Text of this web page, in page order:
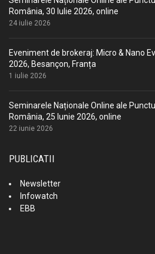
România, 30 Iulie 2026, online
24 iulie 2026
Eveniment de brokeraj: Micro & Nano
2026, Besançon, Franța
1 iulie 2026
Seminarele Naționale Online ale
România, 25 Iunie 2026, online
22 iunie 2026
PUBLICATII
Newsletter
Infowatch
EBB